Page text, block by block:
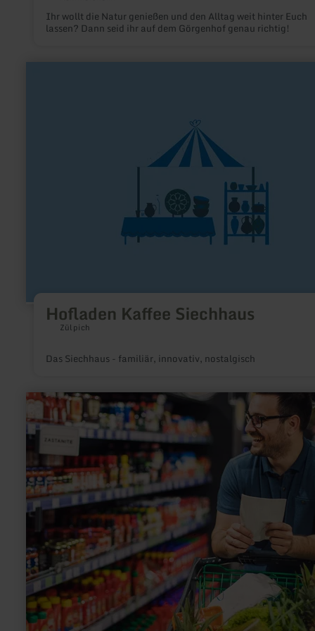
Ihr wollt die Natur genießen und den Alltag weit hinter Euch
lassen? Dann seid ihr auf dem Görgenhof genau richtig!
Hofladen Kaffee Siechhaus
Zülpich
Das Siechhaus - familiär, innovativ, nostalgisch
mehr
erfahren
zu:
Edeka
Thömmes
Gerolstein